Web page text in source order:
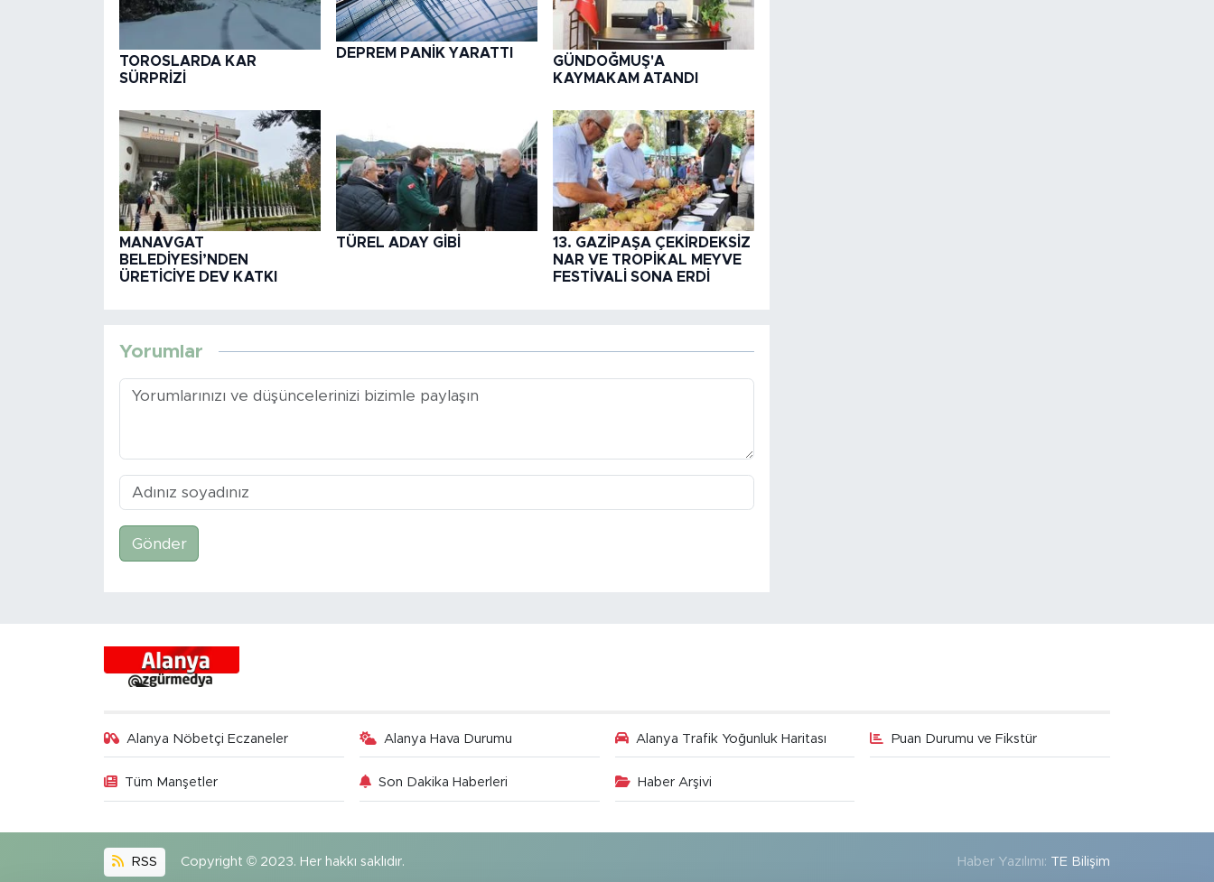
TOROSLARDA KAR
SÜRPRİZİ
DEPREM PANİK YARATTI
GÜNDOĞMUŞ'A
KAYMAKAM ATANDI
MANAVGAT
BELEDİYESİ’NDEN
ÜRETİCİYE DEV KATKI
TÜREL ADAY GİBİ
13. GAZİPAŞA ÇEKİRDEKSİZ
NAR VE TROPİKAL MEYVE
FESTİVALİ SONA ERDİ
Yorumlar
Gönder
Alanya Nöbetçi Eczaneler Alanya Hava Durumu Alanya Trafik Yoğunluk Haritası Puan Durumu ve Fikstür
Tüm Manşetler Son Dakika Haberleri Haber Arşivi
RSS Copyright © 2023. Her hakkı saklıdır. Haber Yazılımı: TE Bilişim